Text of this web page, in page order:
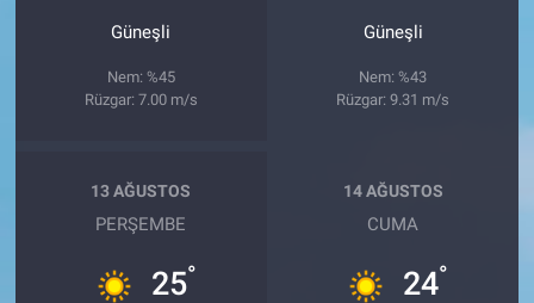
Güneşli
Nem: %45
Rüzgar: 7.00 m/s
Güneşli
Nem: %43
Rüzgar: 9.31 m/s
13 AĞUSTOS
PERŞEMBE
25°
14 AĞUSTOS
CUMA
24°